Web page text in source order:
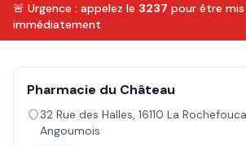
🚨 Urgence : appelez le 3237 pour être
immédiatement
Pharmacie du Château
32 Rue des Halles, 16110 La
Angoumois